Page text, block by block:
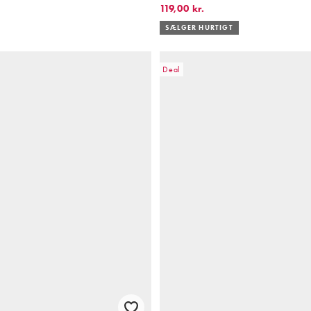
119,00 kr.
SÆLGER HURTIGT
Deal